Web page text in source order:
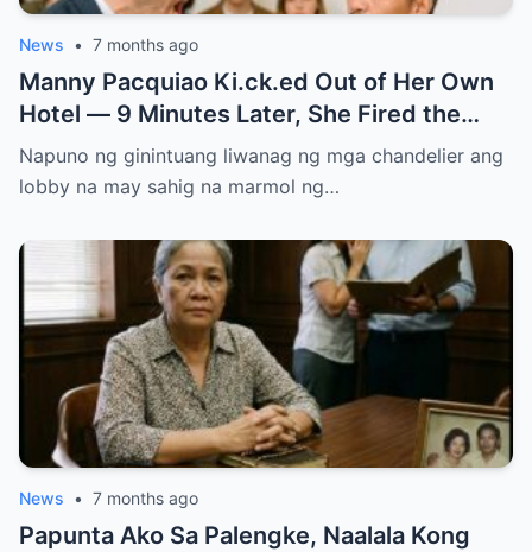
News • 7 months ago
Manny Pacquiao Ki.ck.ed Out of Her Own
Hotel — 9 Minutes Later, She Fired the
Entire Staff…..
Napuno ng ginintuang liwanag ng mga chandelier ang
lobby na may sahig na marmol ng…
News • 7 months ago
Papunta Ako Sa Palengke, Naalala Kong